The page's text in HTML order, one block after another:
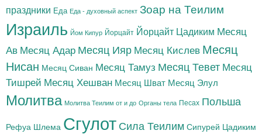
праздники Еда Еда - духовный аспект Зоар на Теилим
Израиль Йом Кипур Йорцайт Йорцайт Цадиким Месяц
Ав Месяц Адар Месяц Ияр Месяц Кислев Месяц
Нисан Месяц Сиван Месяц Тамуз Месяц Тевет Месяц
Тишрей Месяц Хешван Месяц Шват Месяц Элул
Молитва Молитва Теилим от и до Органы тела Песах Польша
Рефуа Шлема Сгулот Сила Теилим Сипурей Цадиким